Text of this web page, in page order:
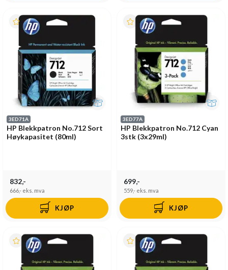
3ED71A
HP Blekkpatron No.712 Sort
Høykapasitet (80ml)
832,-
666,- eks. mva
KJØP
3ED77A
HP Blekkpatron No.712 Cyan
3stk (3x29ml)
699,-
559,- eks. mva
KJØP